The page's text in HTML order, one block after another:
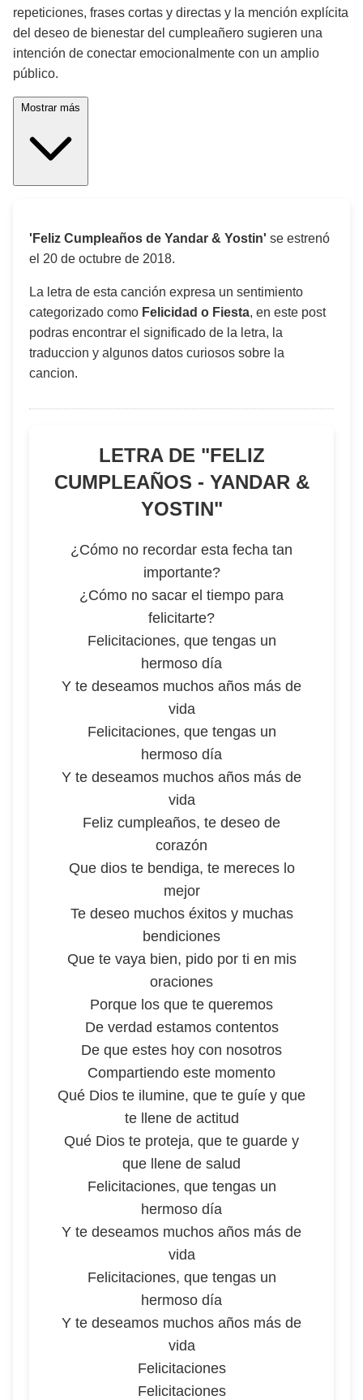
repeticiones, frases cortas y directas y la mención explícita
del deseo de bienestar del cumpleañero sugieren una
intención de conectar emocionalmente con un amplio
público.
'Feliz Cumpleaños de Yandar & Yostin' se estrenó
el 20 de octubre de 2018.
La letra de esta canción expresa un sentimiento
categorizado como Felicidad o Fiesta, en este post
podras encontrar el significado de la letra, la
traduccion y algunos datos curiosos sobre la
cancion.
LETRA DE "FELIZ
CUMPLEAÑOS - YANDAR &
YOSTIN"
¿Cómo no recordar esta fecha tan
importante?
¿Cómo no sacar el tiempo para
felicitarte?
Felicitaciones, que tengas un
hermoso día
Y te deseamos muchos años más de
vida
Felicitaciones, que tengas un
hermoso día
Y te deseamos muchos años más de
vida
Feliz cumpleaños, te deseo de
corazón
Que dios te bendiga, te mereces lo
mejor
Te deseo muchos éxitos y muchas
bendiciones
Que te vaya bien, pido por ti en mis
oraciones
Porque los que te queremos
De verdad estamos contentos
De que estes hoy con nosotros
Compartiendo este momento
Qué Dios te ilumine, que te guíe y que
te llene de actitud
Qué Dios te proteja, que te guarde y
que llene de salud
Felicitaciones, que tengas un
hermoso día
Y te deseamos muchos años más de
vida
Felicitaciones, que tengas un
hermoso día
Y te deseamos muchos años más de
vida
Felicitaciones
Felicitaciones